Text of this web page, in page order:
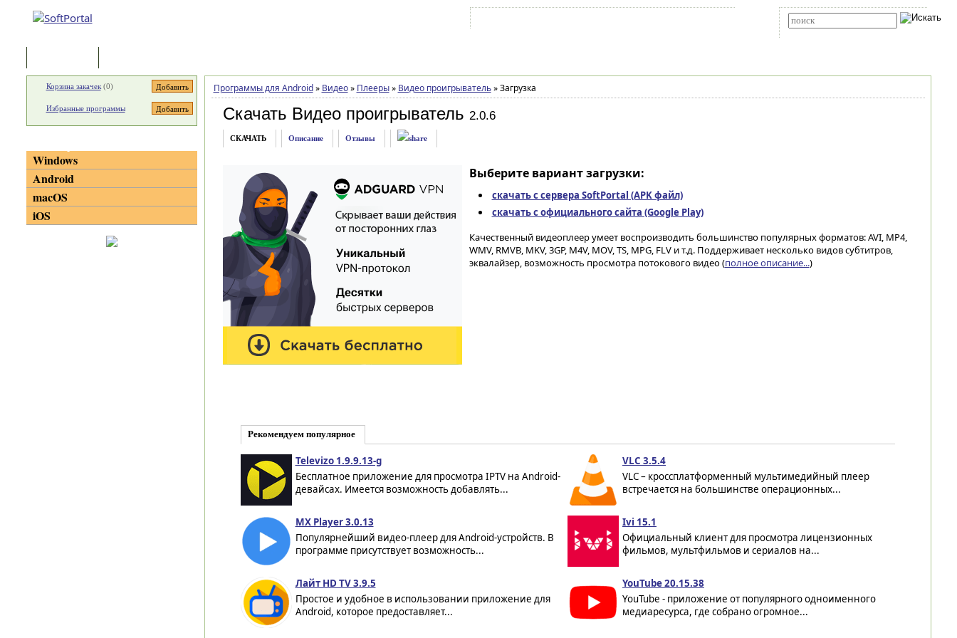
Программы для Android » Видео » Плееры » Видео проигрыватель »Загрузка
Скачать Видео проигрыватель 2.0.6
СКАЧАТЬ Описание Отзывы
Выберите вариант загрузки:
скачать с сервера SoftPortal (APK файл)
скачать с официального сайта (Google Play)
Качественный видеоплеер умеет воспроизводить большинство популярных форматов: AVI, MP4,
WMV, RMVB, MKV, 3GP, M4V, MOV, TS, MPG, FLV и т.д. Поддерживает несколько видов субтитров,
эквалайзер, возможность просмотра потокового видео (полное описание...)
Рекомендуем популярное
Televizo 1.9.9.13-g
Бесплатное приложение для просмотра IPTV на Android-
девайсах. Имеется возможность добавлять...
VLC 3.5.4
VLC – кроссплатформенный мультимедийный плеер
встречается на большинстве операционных...
MX Player 3.0.13
Популярнейший видео-плеер для Android-устройств. В
программе присутствует возможность...
Ivi 15.1
Официальный клиент для просмотра лицензионных
фильмов, мультфильмов и сериалов на...
Лайт HD TV 3.9.5
Простое и удобное в использовании приложение для
Android, которое предоставляет...
YouTube 20.15.38
YouTube - приложение от популярного одноименного
медиаресурса, где собрано огромное...
Корзина закачек(0)
Избранные программы
Windows
Android
macOS
iOS